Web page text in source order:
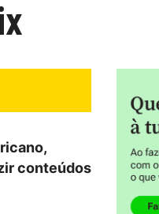
conteúdos